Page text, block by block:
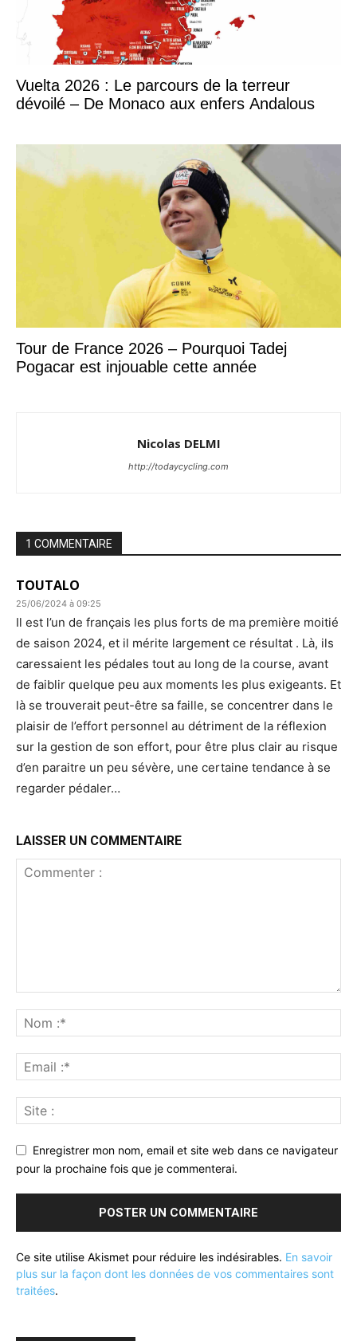
Vuelta 2026 : Le parcours de la terreur
dévoilé – De Monaco aux enfers Andalous
Tour de France 2026 – Pourquoi Tadej
Pogacar est injouable cette année
Nicolas DELMI
http://todaycycling.com
1 COMMENTAIRE
TOUTALO
25/06/2024 à 09:25
Il est l’un de français les plus forts de ma première moitié
de saison 2024, et il mérite largement ce résultat . Là, ils
caressaient les pédales tout au long de la course, avant
de faiblir quelque peu aux moments les plus exigeants. Et
là se trouverait peut-être sa faille, se concentrer dans le
plaisir de l’effort personnel au détriment de la réflexion
sur la gestion de son effort, pour être plus clair au risque
d’en paraitre un peu sévère, une certaine tendance à se
regarder pédaler…
LAISSER UN COMMENTAIRE
Enregistrer mon nom, email et site web dans ce navigateur
pour la prochaine fois que je commenterai.
Ce site utilise Akismet pour réduire les indésirables. En savoir
plus sur la façon dont les données de vos commentaires sont
traitées.